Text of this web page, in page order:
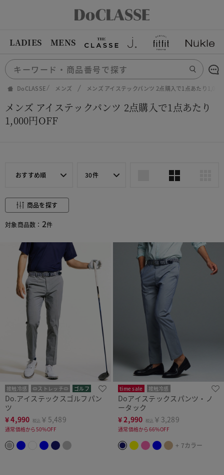
LADIES MENS
DoCLASSE メンズ メンズ アイステックパンツ 2点購入で1点あたり1,000
メンズ アイステックパンツ 2点購入で1点あたり
1,000円OFF
おすすめ順 30件
商品を探す
対象商品数： 2件
接触冷感 ⇔ストレッチ⇔ ゴルフ
Do.アイステックスゴルフパン
ツ
¥4,990 税込 ￥5,489
通常価格から50%OFF
time sale
接触冷感
⇔ストレッチ⇔
美脚シルエット
Doアイステックスパンツ・ノ
ータック
¥2,990 税込 ￥3,289
通常価格から66%OFF
+ 7カラー